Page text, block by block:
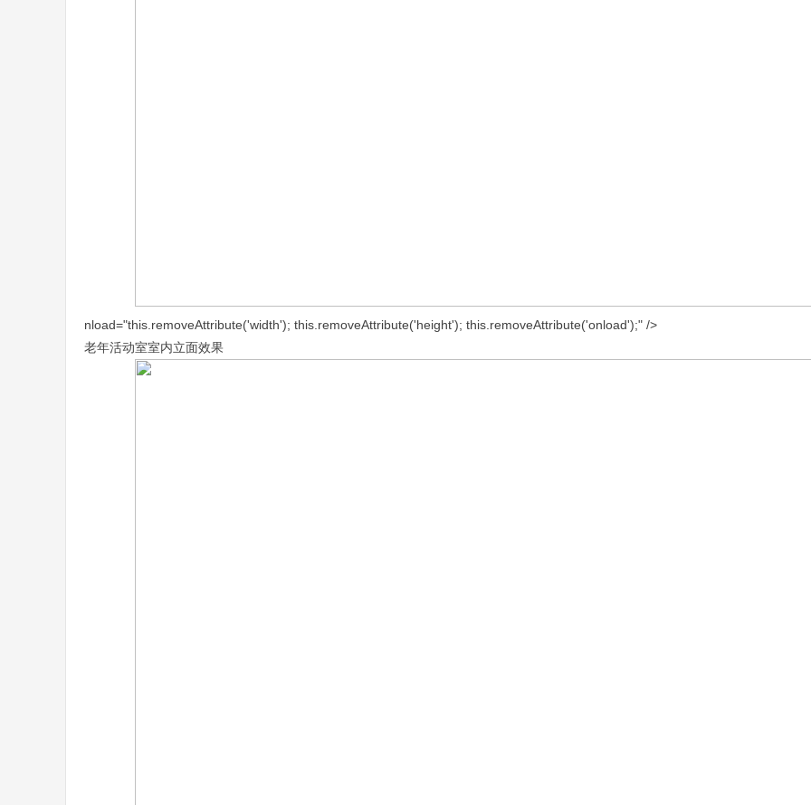
nload="this.removeAttribute('width'); this.removeAttribute('height'); this.removeAttribute('onload');" />
老年活动室室内立面效果